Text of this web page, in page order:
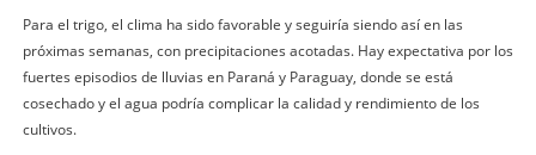
Para el trigo, el clima ha sido favorable y seguiría siendo así en las
próximas semanas, con precipitaciones acotadas. Hay expectativa por los
fuertes episodios de lluvias en Paraná y Paraguay, donde se está
cosechado y el agua podría complicar la calidad y rendimiento de los
cultivos.